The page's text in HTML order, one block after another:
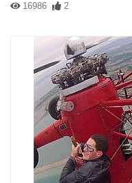
16986 2